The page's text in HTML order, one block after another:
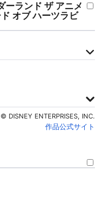
ーランド ザ アニメ
オブ ハーツラビ
© DISNEY ENTERPRISES, INC.
作品公式サイト